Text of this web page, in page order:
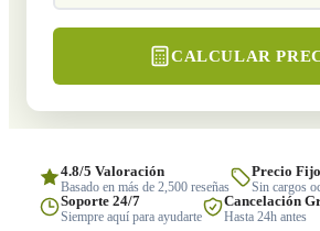
CALCULAR
4.8/5 Valoración
Basado en más de 2,500 reseñas
Precio Fijo
Sin cargos
Soporte 24/7
Siempre aquí para ayudarte
Cancelación
Hasta 24h antes